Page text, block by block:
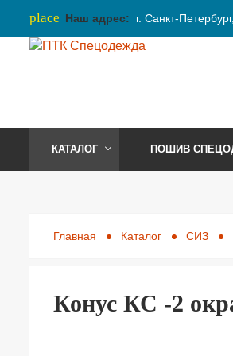
place Наш адрес: г. Санкт-
КАТАЛОГ ПОШИВ
Главная Каталог СИЗ
Конус КС -2